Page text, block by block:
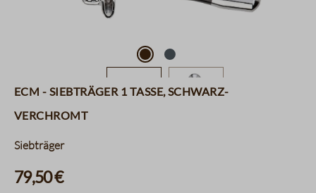
ECM - Siebträger 1 Tasse, schwarz-
verchromt
Siebträger
79,50 €